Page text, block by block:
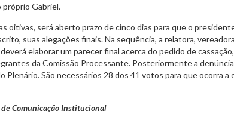
próprio Gabriel.
oitivas, será aberto prazo de cinco dias para que o
suas alegações finais. Na sequência, a relatora, vereadora
elaborar um parecer final acerca do pedido de
da Comissão Processante. Posteriormente a
Plenário. São necessários 28 dos 41 votos para que ocorra a
Comunicação Institucional